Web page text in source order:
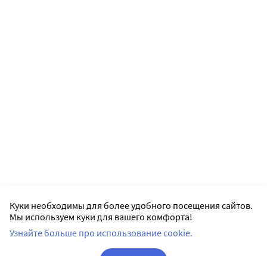
Куки необходимы для более удобного посещения сайтов.
Мы используем куки для вашего комфорта!
Узнайте больше про использование cookie.